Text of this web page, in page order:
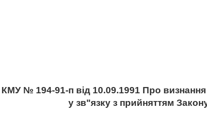
№ 194-91-п від 10.09.1991 Про
у зв"язку з прийняттям